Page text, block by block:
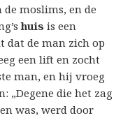
moslims, en de
huis is een
dat de man zich op
een lift en zocht
man, en hij vroeg
„Degene die het zag
was, werd door